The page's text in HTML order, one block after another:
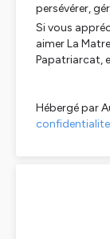
persévérer,
Si vous
aimerLa
Papatriarcat,
Hébergé par
confidentialite